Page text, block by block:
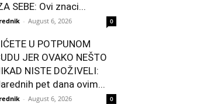
SEBE: Ovi znaci...
- August 6, 2026 0
U POTPUNOM
JER OVAKO NEŠTO
NISTE DOŽIVELI:
pet dana ovim...
- August 6, 2026 0